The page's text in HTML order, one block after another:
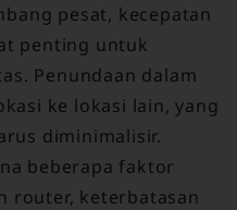
pesat, kecepatan
penting untuk
Penundaan dalam
ke lokasi lain, yang
diminimalisir.
beberapa faktor
router, keterbatasan